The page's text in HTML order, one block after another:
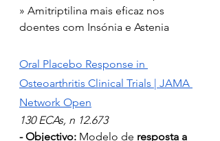
» Amitriptilina mais eficaz nos
doentes com Insónia e Astenia
Oral Placebo Response in
Osteoarthritis Clinical Trials | JAMA
Network Open
130 ECAs, n 12.673
- Objectivo: Modelo de resposta a